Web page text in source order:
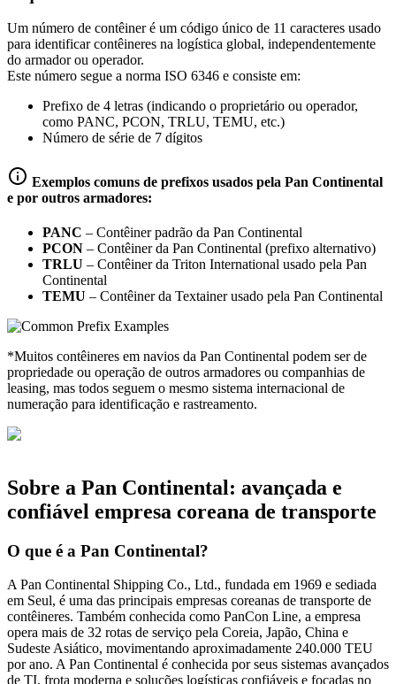
Um número de contêiner é um código único de 11 caracteres usado
para identificar contêineres na logística global, independentemente
do armador ou operador.
Este número segue a norma ISO 6346 e consiste em:
Prefixo de 4 letras (indicando o proprietário ou operador,
como PANC, PCON, TRLU, TEMU, etc.)
Número de série de 7 dígitos
Exemplos comuns de prefixos usados pela Pan Continental
e por outros armadores:
PANC – Contêiner padrão da Pan Continental
PCON – Contêiner da Pan Continental (prefixo alternativo)
TRLU – Contêiner da Triton International usado pela Pan
Continental
TEMU – Contêiner da Textainer usado pela Pan Continental
*Muitos contêineres em navios da Pan Continental podem ser de
propriedade ou operação de outros armadores ou companhias de
leasing, mas todos seguem o mesmo sistema internacional de
numeração para identificação e rastreamento.
Sobre a Pan Continental: avançada e
confiável empresa coreana de transporte
O que é a Pan Continental?
A Pan Continental Shipping Co., Ltd., fundada em 1969 e sediada
em Seul, é uma das principais empresas coreanas de transporte de
contêineres. Também conhecida como PanCon Line, a empresa
opera mais de 32 rotas de serviço pela Coreia, Japão, China e
Sudeste Asiático, movimentando aproximadamente 240.000 TEU
por ano. A Pan Continental é conhecida por seus sistemas avançados
de TI, frota moderna e soluções logísticas confiáveis e focadas no